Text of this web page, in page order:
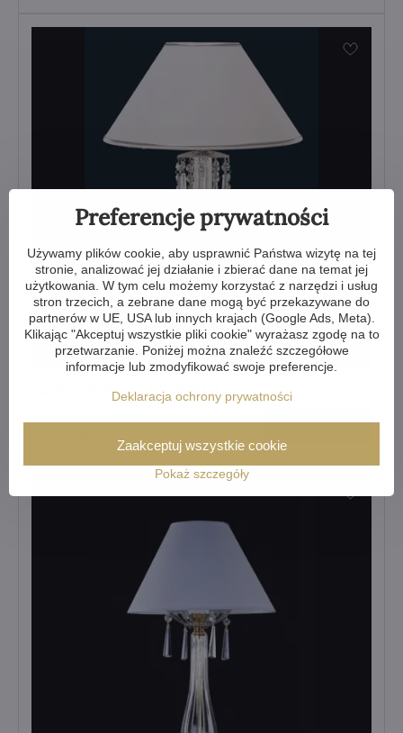
Lampa stołowa ES220103
Zobacz więcej
Preferencje prywatności
Używamy plików cookie, aby usprawnić Państwa wizytę na tej
stronie, analizować jej działanie i zbierać dane na temat jej
użytkowania. W tym celu możemy korzystać z narzędzi i usług
stron trzecich, a zebrane dane mogą być przekazywane do
partnerów w UE, USA lub innych krajach (Google Ads, Meta).
Klikając "Akceptuj wszystkie pliki cookie" wyrażasz zgodę na to
przetwarzanie. Poniżej można znaleźć szczegółowe
informacje lub zmodyfikować swoje preferencje.
Deklaracja ochrony prywatności
Pokaż szczegóły
Zaakceptuj wszystkie cookie